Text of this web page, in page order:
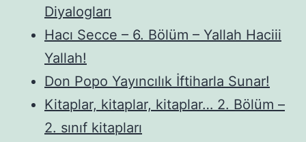
Diyalogları
Hacı Secce – 6. Bölüm – Yallah Haciii
Yallah!
Don Popo Yayıncılık İftiharla Sunar!
Kitaplar, kitaplar, kitaplar… 2. Bölüm –
2. sınıf kitapları